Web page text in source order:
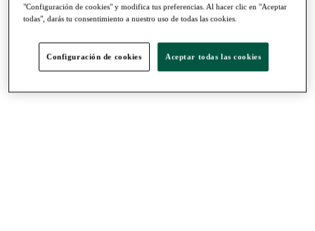
●●●
"Configuración de cookies" y modifica tus preferencias. Al hacer clic en "Aceptar
todas", darás tu consentimiento a nuestro uso de todas las cookies.
Configuración de cookies Aceptar todas las cookies